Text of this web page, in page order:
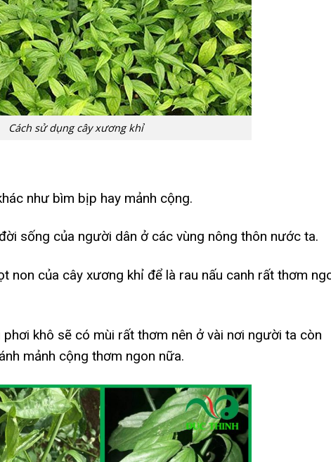
Cách sử dụng cây xương khỉ
như bìm bịp hay mảnh cộng.
sống của người dân ở các vùng nông thôn nước ta.
non của cây xương khỉ để là rau nấu canh rất thơm
khô sẽ có mùi rất thơm nên ở vài nơi người ta còn
mảnh cộng thơm ngon nữa.